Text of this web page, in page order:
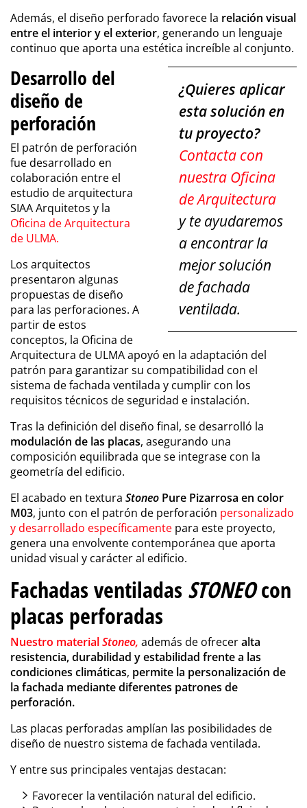
Además, el diseño perforado favorece la relación visual
entre el interior y el exterior, generando un lenguaje
continuo que aporta una estética increíble al conjunto.
¿Quieres aplicar
esta solución en
tu proyecto?
Contacta con
nuestra Oficina
de Arquitectura
y te ayudaremos
a encontrar la
mejor solución
de fachada
ventilada.
Desarrollo del
diseño de
perforación
El patrón de perforación
fue desarrollado en
colaboración entre el
estudio de arquitectura
SIAA Arquitetos y la
Oficina de Arquitectura
de ULMA.
Los arquitectos
presentaron algunas
propuestas de diseño
para las perforaciones. A
partir de estos
conceptos, la Oficina de
Arquitectura de ULMA apoyó en la adaptación del
patrón para garantizar su compatibilidad con el
sistema de fachada ventilada y cumplir con los
requisitos técnicos de seguridad e instalación.
Tras la definición del diseño final, se desarrolló la
modulación de las placas, asegurando una
composición equilibrada que se integrase con la
geometría del edificio.
El acabado en textura Stoneo Pure Pizarrosa en color
M03, junto con el patrón de perforación personalizado
y desarrollado específicamente para este proyecto,
genera una envolvente contemporánea que aporta
unidad visual y carácter al edificio.
Fachadas ventiladas STONEOcon
placas perforadas
Nuestro materialStoneo, además de ofreceralta
resistencia, durabilidad y estabilidad frente a las
condiciones climáticas, permite la personalización de
la fachada mediante diferentes patrones de
perforación.
Las placas perforadas amplían las posibilidades de
diseño de nuestro sistema de fachada ventilada.
Y entre sus principales ventajas destacan:
Favorecer la ventilación natural del edificio.